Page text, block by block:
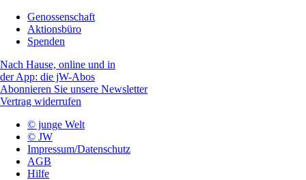
Genossenschaft
Aktionsbüro
Spenden
Nach Hause, online und in
der App: die jW-Abos
Abonnieren Sie unsere Newsletter
Vertrag widerrufen
© junge Welt
© JW
Impressum/Datenschutz
AGB
Hilfe